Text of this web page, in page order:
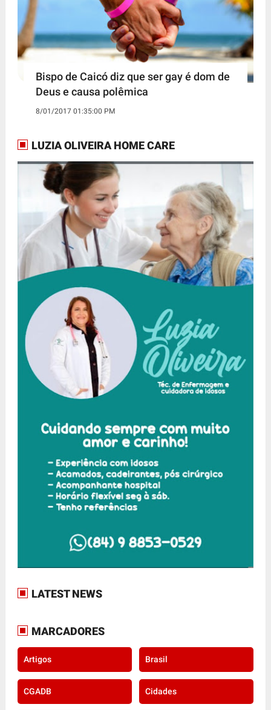
Bispo de Caicó diz que ser gay é dom de
Deus e causa polêmica
8/01/2017 01:35:00 PM
LUZIA OLIVEIRA HOME CARE
LATEST NEWS
MARCADORES
Artigos Brasil
CGADB Cidades